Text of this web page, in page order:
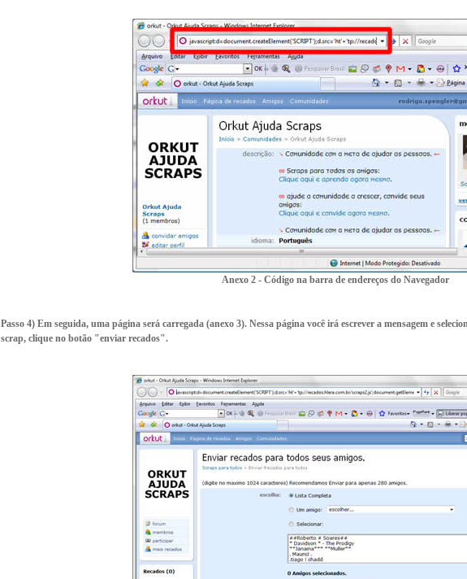
Anexo 2 - Código na barra de endereços do Navegador
Passo 4) Em seguida, uma página será carregada (anexo 3). Nessa página você irá escrever a mensagem e
scrap, clique no botão "enviar recados".